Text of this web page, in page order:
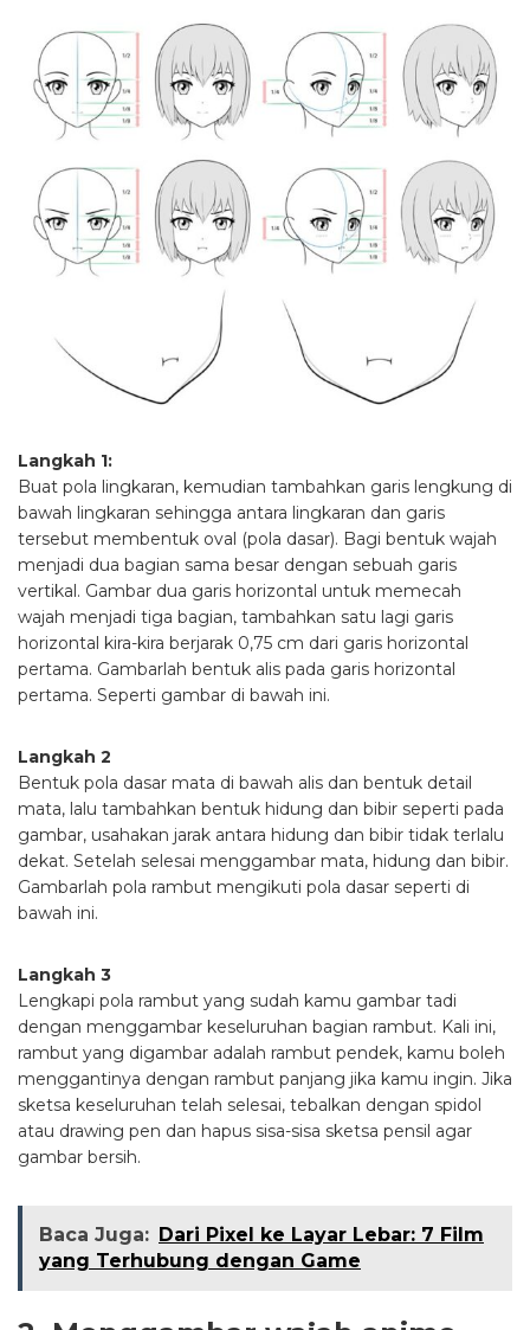
Langkah 1:
Buat pola lingkaran, kemudian tambahkan garis lengkung di
bawah lingkaran sehingga antara lingkaran dan garis
tersebut membentuk oval (pola dasar). Bagi bentuk wajah
menjadi dua bagian sama besar dengan sebuah garis
vertikal. Gambar dua garis horizontal untuk memecah
wajah menjadi tiga bagian, tambahkan satu lagi garis
horizontal kira-kira berjarak 0,75 cm dari garis horizontal
pertama. Gambarlah bentuk alis pada garis horizontal
pertama. Seperti gambar di bawah ini.
Langkah 2
Bentuk pola dasar mata di bawah alis dan bentuk detail
mata, lalu tambahkan bentuk hidung dan bibir seperti pada
gambar, usahakan jarak antara hidung dan bibir tidak terlalu
dekat. Setelah selesai menggambar mata, hidung dan bibir.
Gambarlah pola rambut mengikuti pola dasar seperti di
bawah ini.
Langkah 3
Lengkapi pola rambut yang sudah kamu gambar tadi
dengan menggambar keseluruhan bagian rambut. Kali ini,
rambut yang digambar adalah rambut pendek, kamu boleh
menggantinya dengan rambut panjang jika kamu ingin. Jika
sketsa keseluruhan telah selesai, tebalkan dengan spidol
atau drawing pen dan hapus sisa-sisa sketsa pensil agar
gambar bersih.
Baca Juga: Dari Pixel ke Layar Lebar: 7 Film
yang Terhubung dengan Game